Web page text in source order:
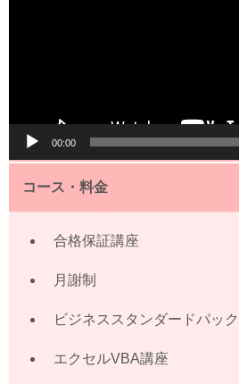
00:00
コース・料金
合格保証講座
月謝制
ビジネススタンダードパック
エクセルVBA講座